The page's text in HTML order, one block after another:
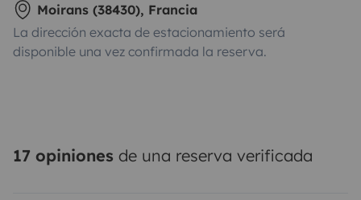
Moirans (38430), Francia
La dirección exacta de estacionamiento será
disponible una vez confirmada la reserva.
17 opiniones de una reserva verificada